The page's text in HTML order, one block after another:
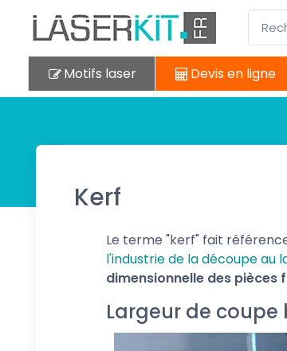
Motifs laser Devis en ligne
Kerf
Le terme "kerf" fait
l'industrie de la découpe au
dimensionnelle des pièces
Largeur de coupe